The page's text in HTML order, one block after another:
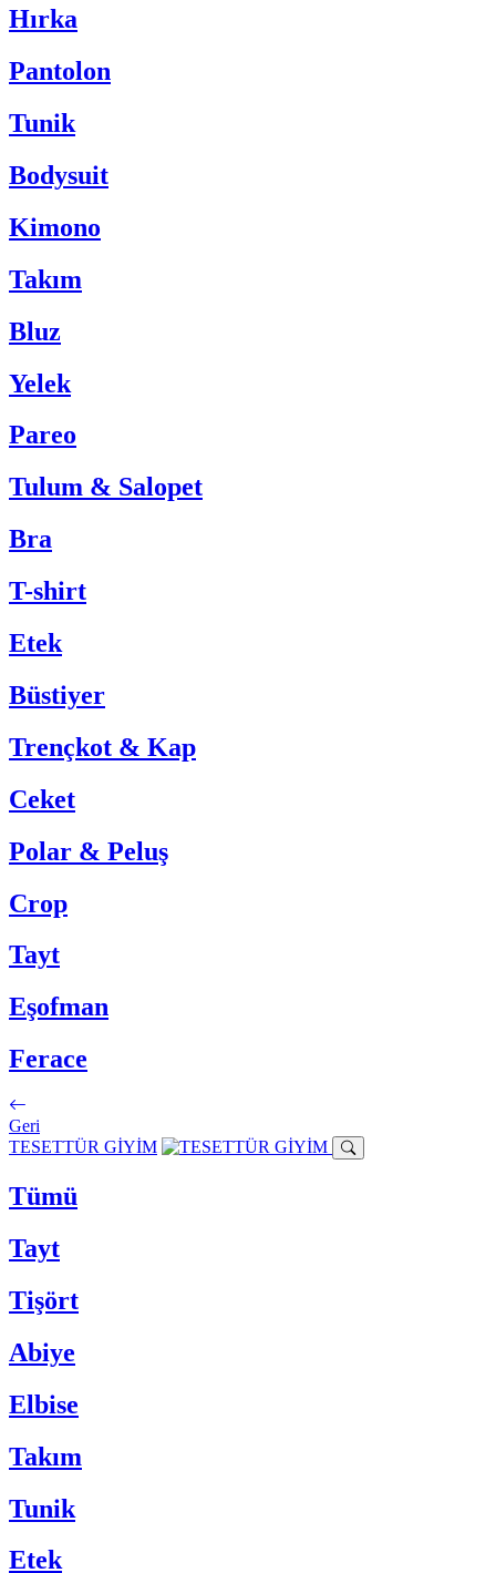
Hırka
Pantolon
Tunik
Bodysuit
Kimono
Takım
Bluz
Yelek
Pareo
Tulum & Salopet
Bra
T-shirt
Etek
Büstiyer
Trençkot & Kap
Ceket
Polar & Peluş
Crop
Tayt
Eşofman
Ferace
Geri
TESETTÜR GİYİM
Tümü
Tayt
Tişört
Abiye
Elbise
Takım
Tunik
Etek